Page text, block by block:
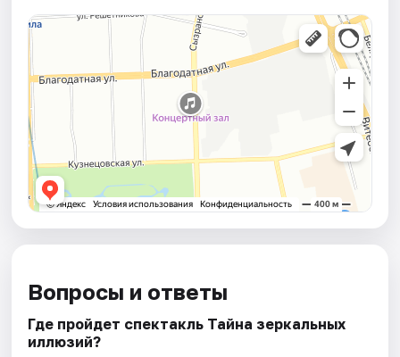
Вопросы и ответы
Где пройдет спектакль Тайна зеркальных
иллюзий?